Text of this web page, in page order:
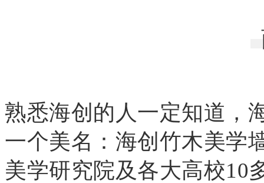
熟悉海创的人一定知道，
一个美名：海创竹木美学
美学研究院及各大高校10